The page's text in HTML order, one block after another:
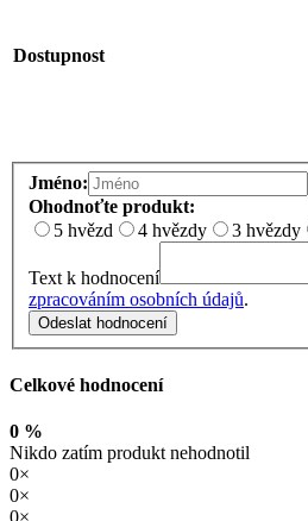
Dostupnost
Jméno:
Ohodnoťte produkt:
5 hvězd
4 hvězdy 3 hvězdy
Text k hodnocení
zpracováním osobních údajů.
Odeslat hodnocení
Celkové hodnocení
0 %
Nikdo zatím produkt nehodnotil
0×
0×